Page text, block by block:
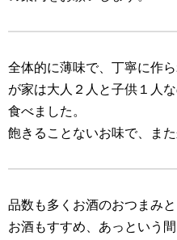
全体的に薄味で、丁寧に作
が家は大人２人と子供１人
食べました。
飽きることないお味で、ま
品数も多くお酒のおつまみ
お酒もすすめ、あっという